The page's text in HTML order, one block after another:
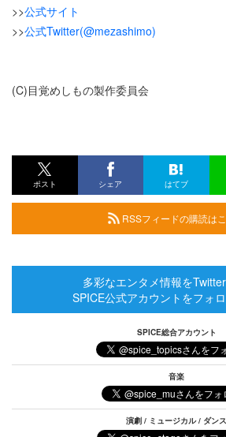
>>公式サイト
>>公式Twitter(@mezashimo)
(C)目覚めしもの製作委員会
ポスト シェア はてブ
RSSフィードの購読は
多彩なエンタメ情報を
SPICE公式アカウントをフォ
SPICE総合アカウント
音楽
演劇 / ミュージカル / ダンス